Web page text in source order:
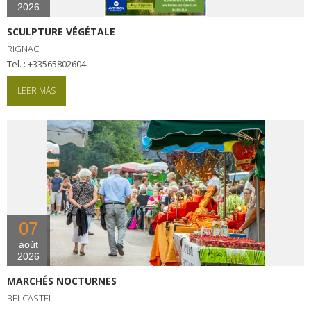
2026
SCULPTURE VÉGÉTALE
RIGNAC
tel. : +33565802604
LEER MÁS
07
août
2026
MARCHÉS NOCTURNES
BELCASTEL